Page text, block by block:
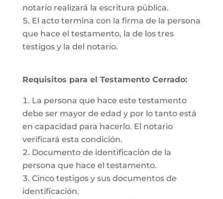
notario realizará la escritura pública.
El acto termina con la firma de la persona
que hace el testamento, la de los tres
testigos y la del notario.
Requisitos para el Testamento Cerrado:
La persona que hace este testamento
debe ser mayor de edad y por lo tanto está
en capacidad para hacerlo. El notario
verificará esta condición.
Documento de identificación de la
persona que hace el testamento.
Cinco testigos y sus documentos de
identificación.